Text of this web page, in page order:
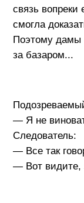
связь
смогла
Поэтому дамы
за базаром...
— Я не
Следователь:
— Все так
— Вот видите,